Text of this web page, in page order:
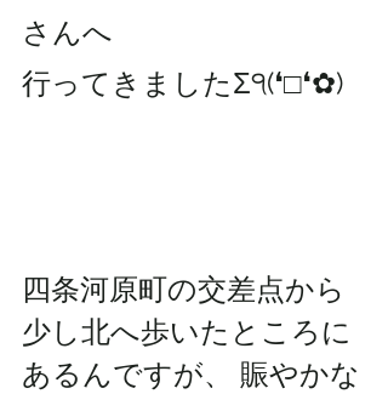
さんへ
行ってきましたΣ੧(❛□❛✿)
四条河原町の交差点から
少し北へ歩いたところに
あるんですが、 賑やかな